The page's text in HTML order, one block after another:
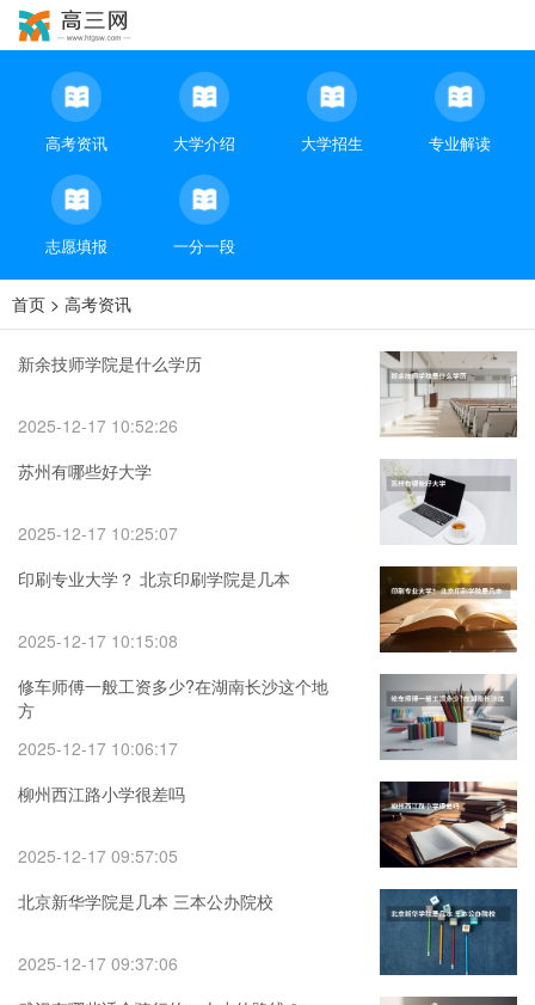
高考资讯 大学介绍 大学招生 专业解读
志愿填报 一分一段
首页 > 高考资讯
新余技师学院是什么学历
2025-12-17 10:52:26
苏州有哪些好大学
2025-12-17 10:25:07
印刷专业大学？ 北京印刷学院是几本
2025-12-17 10:15:08
修车师傅一般工资多少?在湖南长沙这个地
方
2025-12-17 10:06:17
柳州西江路小学很差吗
2025-12-17 09:57:05
北京新华学院是几本 三本公办院校
2025-12-17 09:37:06